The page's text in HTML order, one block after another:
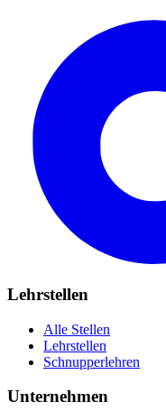
Lehrstellen
Alle Stellen
Lehrstellen
Schnupperlehren
Unternehmen